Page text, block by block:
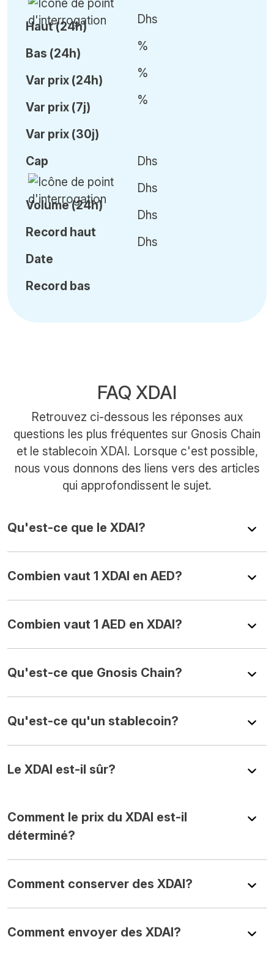
Haut (24h)
Bas (24h)
Var prix (24h)
Var prix (7j)
Var prix (30j)
Dhs
%
%
%
Cap
Volume (24h)
Record haut
Date
Record bas
Dhs
Dhs
Dhs
Dhs
FAQ XDAI
Retrouvez ci-dessous les réponses aux
questions les plus fréquentes sur Gnosis Chain
et le stablecoin XDAI. Lorsque c'est possible,
nous vous donnons des liens vers des articles
qui approfondissent le sujet.
Qu'est-ce que le XDAI?
Combien vaut 1 XDAI en AED?
Combien vaut 1 AED en XDAI?
Qu'est-ce que Gnosis Chain?
Qu'est-ce qu'un stablecoin?
Le XDAI est-il sûr?
Comment le prix du XDAI est-il
déterminé?
Comment conserver des XDAI?
Comment envoyer des XDAI?